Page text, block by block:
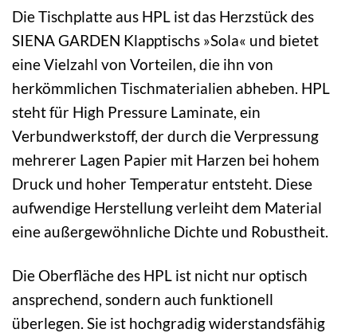
Die Tischplatte aus HPL ist das Herzstück des
SIENA GARDEN Klapptischs »Sola« und bietet
eine Vielzahl von Vorteilen, die ihn von
herkömmlichen Tischmaterialien abheben. HPL
steht für High Pressure Laminate, ein
Verbundwerkstoff, der durch die Verpressung
mehrerer Lagen Papier mit Harzen bei hohem
Druck und hoher Temperatur entsteht. Diese
aufwendige Herstellung verleiht dem Material
eine außergewöhnliche Dichte und Robustheit.
Die Oberfläche des HPL ist nicht nur optisch
ansprechend, sondern auch funktionell
überlegen. Sie ist hochgradig widerstandsfähig